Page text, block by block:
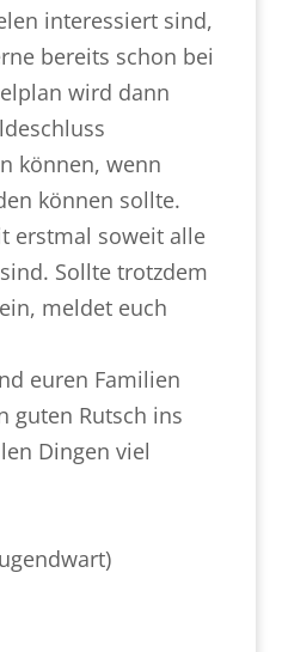
interessiert sind,
bereits schon bei
wird dann
können, wenn
können sollte.
erstmal soweit alle
Sollte trotzdem
meldet euch
euren Familien
guten Rutsch ins
Dingen viel